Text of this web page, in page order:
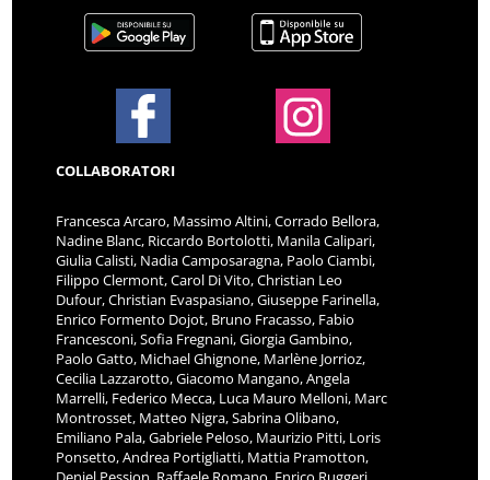
COLLABORATORI
Francesca Arcaro, Massimo Altini, Corrado Bellora,
Nadine Blanc, Riccardo Bortolotti, Manila Calipari,
Giulia Calisti, Nadia Camposaragna, Paolo Ciambi,
Filippo Clermont, Carol Di Vito, Christian Leo
Dufour, Christian Evaspasiano, Giuseppe Farinella,
Enrico Formento Dojot, Bruno Fracasso, Fabio
Francesconi, Sofia Fregnani, Giorgia Gambino,
Paolo Gatto, Michael Ghignone, Marlène Jorrioz,
Cecilia Lazzarotto, Giacomo Mangano, Angela
Marrelli, Federico Mecca, Luca Mauro Melloni, Marc
Montrosset, Matteo Nigra, Sabrina Olibano,
Emiliano Pala, Gabriele Peloso, Maurizio Pitti, Loris
Ponsetto, Andrea Portigliatti, Mattia Pramotton,